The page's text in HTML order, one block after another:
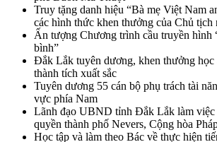
Truy tặng danh hiệu “Bà mẹ Việt Nam
các hình thức khen thưởng của Chủ tịch
Ấn tượng Chương trình cầu truyền hình
bình”
Đắk Lắk tuyên dương, khen thưởng học
thành tích xuất sắc
Tuyên dương 55 cán bộ phụ trách tài
vực phía Nam
Lãnh đạo UBND tỉnh Đắk Lắk làm
quyền thành phố Nevers, Cộng hòa
Học tập và làm theo Bác về thực hiện